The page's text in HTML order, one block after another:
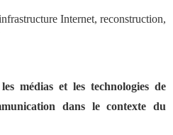
Internet, reconstruction,
médias et les technologies de
dans le contexte du